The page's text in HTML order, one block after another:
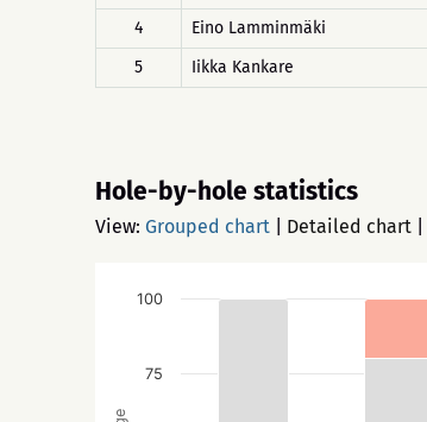
4
Eino Lamminmäki
5
Iikka Kankare
Hole-by-hole statistics
View: Grouped chart Detailed chart
75
100